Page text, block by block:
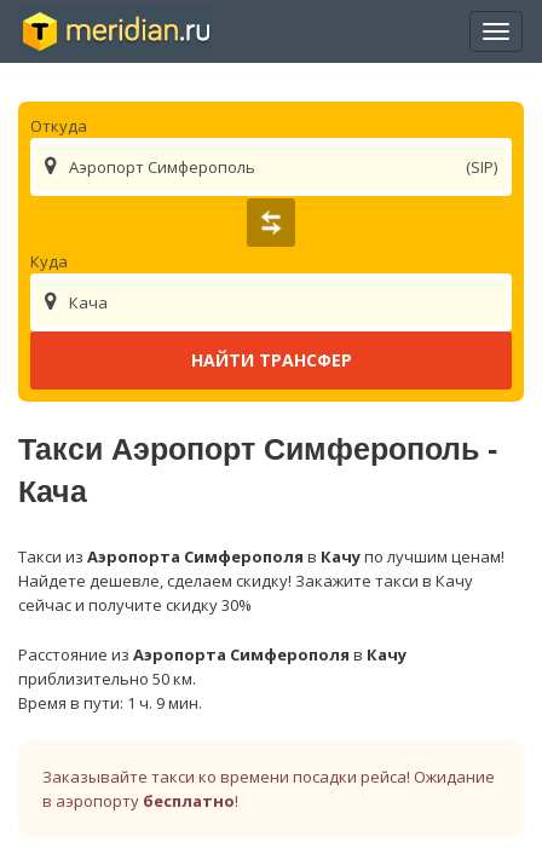
Откуда
(SIP)
Аэропорт Симферополь
Куда
Кача
Такси Аэропорт Симферополь -
Кача
Такси из Аэропорта Симферополя в Качупо лучшим ценам!
Найдете дешевле, сделаем скидку! Закажите такси в Качу
сейчас и получите скидку 30%
Расстояние из Аэропорта Симферополя в Качу
приблизительно 50 км.
Время в пути: 1 ч. 9 мин.
Заказывайте такси ко времени посадки рейса! Ожидание
в аэропорту бесплатно!